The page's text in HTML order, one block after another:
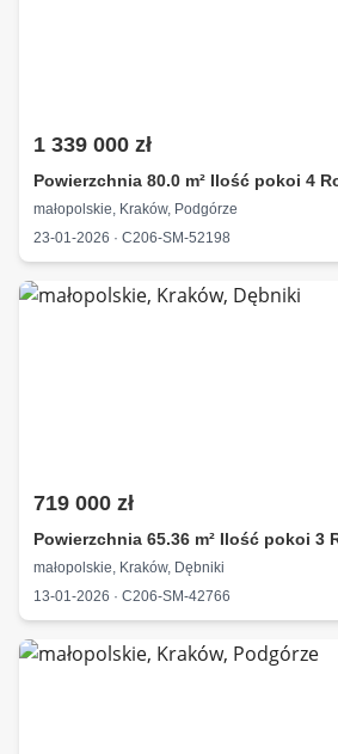
1 339 000 zł
Powierzchnia 80.0 m² Ilość pokoi 4
małopolskie, Kraków, Podgórze
23-01-2026 · C206-SM-52198
719 000 zł
Powierzchnia 65.36 m² Ilość pokoi 3
małopolskie, Kraków, Dębniki
13-01-2026 · C206-SM-42766